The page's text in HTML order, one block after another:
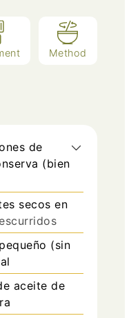
Method
de
(bien
secos en
(sin
aceite de